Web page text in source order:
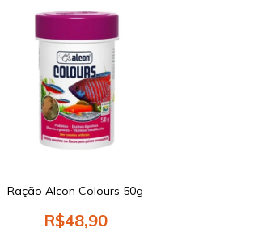
Ração Alcon Colours 50g
R$48,90